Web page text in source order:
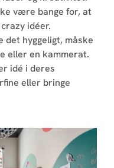
være bange for, at
idéer.
det hyggeligt, måske
eller en kammerat.
idé i deres
eller bringe